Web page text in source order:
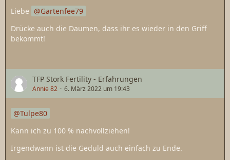
Liebe
Gartenfee79
Drücke auch die Daumen, dass ihr es wieder in den Griff
bekommt!
TFP Stork Fertility - Erfahrungen
Annie 82 6. März 2022 um 19:43
Tulpe80
Kann ich zu 100 % nachvollziehen!
Irgendwann ist die Geduld auch einfach zu Ende.